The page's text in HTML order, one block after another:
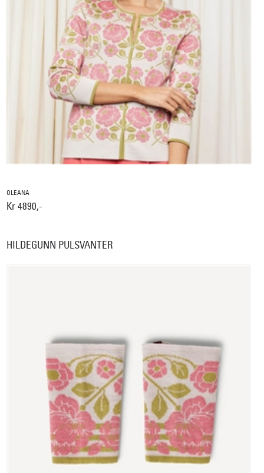
OLEANA
Kr 4890,-
HILDEGUNN PULSVANTER